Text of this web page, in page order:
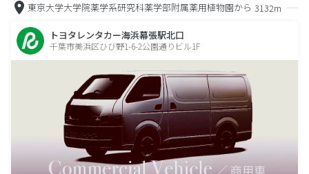
東京大学大学院薬学系研究科薬学部附属薬用植物園から 3132m
トヨタレンタカー海浜幕張駅北口
千葉市美浜区ひび野1-6-2公園通りビル1F